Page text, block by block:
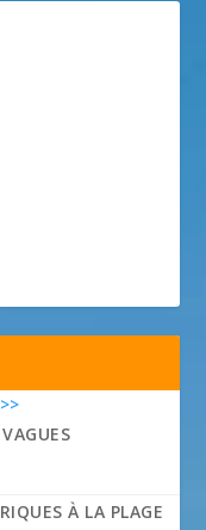
À LA PLAGE